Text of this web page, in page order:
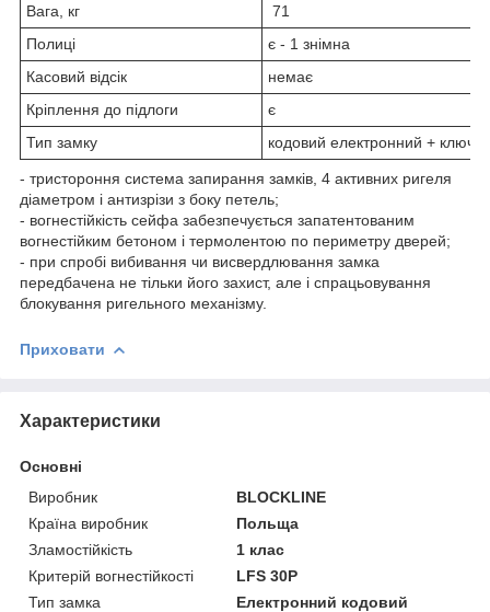
Вага, кг
71
Полиці
є - 1 знімна
Касовий відсік
немає
Кріплення до підлоги
є
Тип замку
кодовий електронний +
- тристороння система запирання замків, 4 активних ригеля
діаметром і антизрізи з боку петель;
- вогнестійкість сейфа забезпечується запатентованим
вогнестійким бетоном і термолентою по периметру дверей;
- при спробі вибивання чи висвердлювання замка
передбачена не тільки його захист, але і спрацьовування
блокування ригельного механізму.
Приховати
Характеристики
Основні
Виробник
BLOCKLINE
Країна виробник
Польща
Зламостійкість
1 клас
Критерій вогнестійкості
LFS 30P
Тип замка
Електронний кодовий